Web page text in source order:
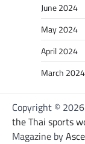
June 2024
May 2024
April 2024
March 2024
Copyright © 2026
the Thai sports
Magazine by